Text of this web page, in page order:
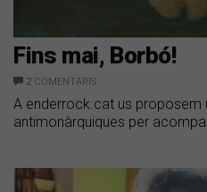
Fins mai, Borbó!
2 COMENTARIS
A enderrock.cat us proposem
antimonàrquiques per